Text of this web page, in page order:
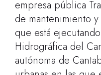
empresa pública
de mantenimiento
que está
Hidrográfica del
autónoma de